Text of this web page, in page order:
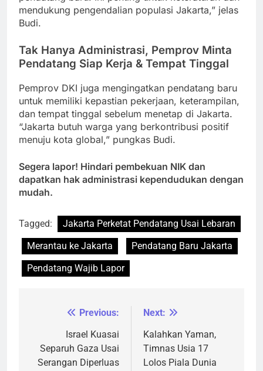
mendukung pengendalian populasi Jakarta,” jelas
Budi.
Tak Hanya Administrasi, Pemprov Minta
Pendatang Siap Kerja & Tempat Tinggal
Pemprov DKI juga mengingatkan pendatang baru
untuk memiliki kepastian pekerjaan, keterampilan,
dan tempat tinggal sebelum menetap di Jakarta.
“Jakarta butuh warga yang berkontribusi positif
menuju kota global,” pungkas Budi.
Segera lapor! Hindari pembekuan NIK dan
dapatkan hak administrasi kependudukan dengan
mudah.
Tagged:
Jakarta Perketat Pendatang Usai Lebaran
Merantau ke Jakarta
Pendatang Baru Jakarta
Pendatang Wajib Lapor
NavigasiPrevious:
Israel Kuasai
Separuh Gaza Usai
Serangan Diperluas
Next:
Kalahkan Yaman,
Timnas Usia 17
Lolos Piala Dunia